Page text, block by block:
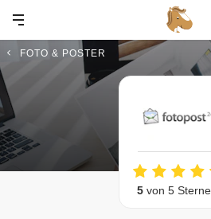
FOTO & POSTER
5von 5